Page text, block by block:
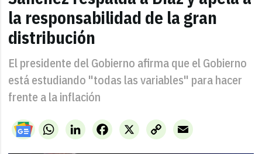
la responsabilidad de la gran
distribución
El presidente del Gobierno afirma que el Gobierno
está estudiando "todas las variables" para hacer
frente a la inflación
WhatsAppLinkedIn X
Facebook
Copy
Link
Email